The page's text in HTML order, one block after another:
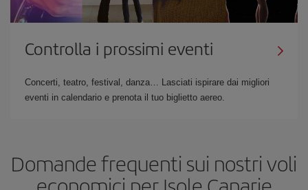
Controlla i prossimi eventi
Concerti, teatro, festival, danza… Lasciati ispirare dai migliori
eventi in calendario e prenota il tuo biglietto aereo.
Domande frequenti sui nostri voli